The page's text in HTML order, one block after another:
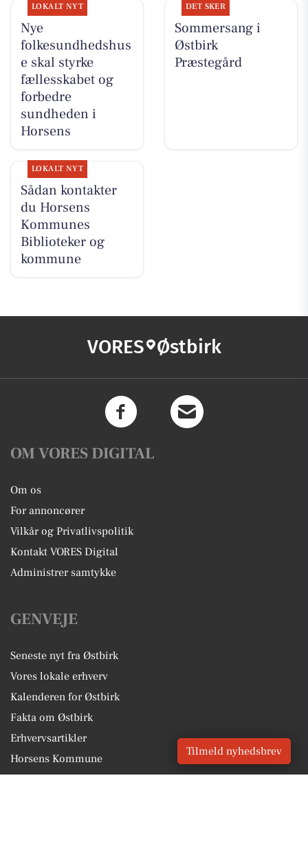
LOKALT NYT
Nye
folkesundhedshus
e skal styrke
fællesskabet og
forbedre
sundheden i
Horsens
DET SKER
Sommersang i
Østbirk
Præstegård
LOKALT NYT
Sådan kontakter
du Horsens
Kommunes
Biblioteker og
kommune
VORES Østbirk
OM VORES DIGITAL
Om os
For annoncører
Vilkår og Privatlivspolitik
Kontakt VORES Digital
Administrer samtykke
GENVEJE
Seneste nyt fra Østbirk
Vores lokale erhverv
Kalenderen for Østbirk
Fakta om Østbirk
Erhvervsartikler
Horsens Kommune
Tilmeld nyhedsbrev